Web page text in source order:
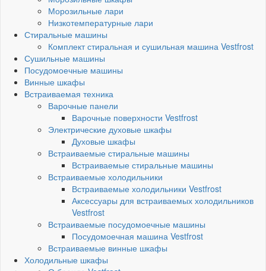
Морозильные лари
Низкотемпературные лари
Стиральные машины
Комплект стиральная и сушильная машина Vestfrost
Сушильные машины
Посудомоечные машины
Винные шкафы
Встраиваемая техника
Варочные панели
Варочные поверхности Vestfrost
Электрические духовые шкафы
Духовые шкафы
Встраиваемые стиральные машины
Встраиваемые стиральные машины
Встраиваемые холодильники
Встраиваемые холодильники Vestfrost
Аксессуары для встраиваемых холодильников
Vestfrost
Встраиваемые посудомоечные машины
Посудомоечная машина Vestfrost
Встраиваемые винные шкафы
Холодильные шкафы